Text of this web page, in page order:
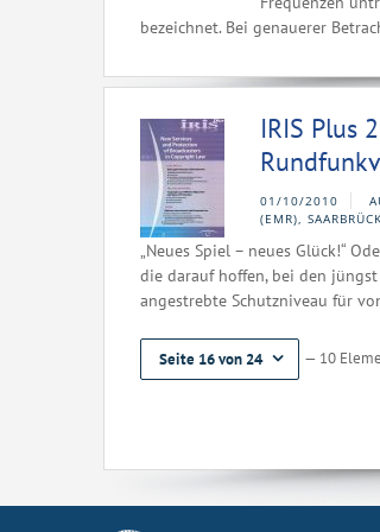
bezeichnet. Bei genauerer
IRIS Plus
01/10/2010
(EMR),
„Neues Spiel – neues Glück!“
die darauf hoffen, bei den
angestrebte Schutzniveau für
Seite 16 von 24 — 10